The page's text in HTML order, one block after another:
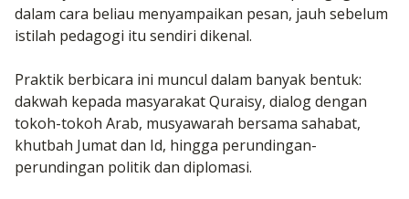
dalam cara beliau menyampaikan pesan, jauh sebelum
istilah pedagogi itu sendiri dikenal.
Praktik berbicara ini muncul dalam banyak bentuk:
dakwah kepada masyarakat Quraisy, dialog dengan
tokoh-tokoh Arab, musyawarah bersama sahabat,
khutbah Jumat dan Id, hingga perundingan-
perundingan politik dan diplomasi.